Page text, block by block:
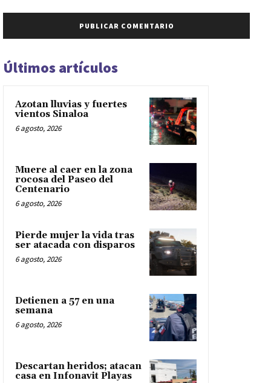
Últimos artículos
Azotan lluvias y fuertes
vientos Sinaloa
6 agosto, 2026
Muere al caer en la zona
rocosa del Paseo del
Centenario
6 agosto, 2026
Pierde mujer la vida tras
ser atacada con disparos
6 agosto, 2026
Detienen a 57 en una
semana
6 agosto, 2026
Descartan heridos; atacan
casa en Infonavit Playas